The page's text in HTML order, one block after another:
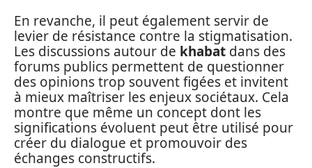
En revanche, il peut également servir de
levier de résistance contre la stigmatisation.
Les discussions autour de khabat dans des
forums publics permettent de questionner
des opinions trop souvent figées et invitent
à mieux maîtriser les enjeux sociétaux. Cela
montre que même un concept dont les
significations évoluent peut être utilisé pour
créer du dialogue et promouvoir des
échanges constructifs.